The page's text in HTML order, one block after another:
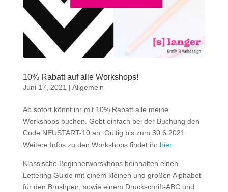
10% Rabatt auf alle Workshops!
Juni 17, 2021 | Allgemein
Ab sofort könnt ihr mit 10% Rabatt alle meine
Workshops buchen. Gebt einfach bei der Buchung den
Code NEUSTART-10 an. Gültig bis zum 30.6.2021.
Weitere Infos zu den Workshops findet ihr hier.
Klassische Beginnerworskhops beinhalten einen
Lettering Guide mit einem kleinen und großen Alphabet
für den Brushpen, sowie einem Druckschrift-ABC und